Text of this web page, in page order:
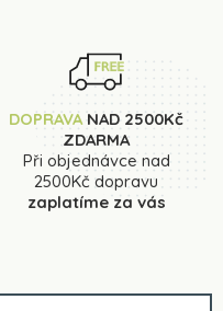
DOPRAVA NAD 2500Kč
ZDARMA
Při objednávce nad
2500Kč dopravu
zaplatíme za vás